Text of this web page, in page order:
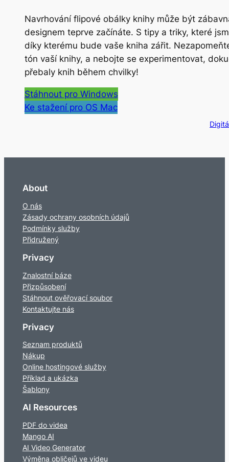
Navrhování flipové obálky knihy může být
designem teprve začínáte. S tipy a triky, které
díky kterému bude vaše kniha zářit.
tón vaší knihy, a nebojte se experimentovat,
přebaly knih během chvilky!
Stáhnout pro Windows
Ke stažení pro OS Mac
About
O nás
Zásady ochrany osobních údajů
Podmínky služby
Přidružený
Privacy
Znalostní báze
Přizpůsobení
Stáhnout ověřovací soubor
Kontaktujte nás
Privacy
Seznam produktů
Nákup
Online hostingové služby
Příklad a ukázka
Šablony
AI Resources
PDF do videa
Mango AI
AI Video Generator
Výměna obličejů ve videu